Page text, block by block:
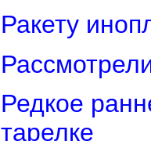
Ракету
Редкое
тарелке